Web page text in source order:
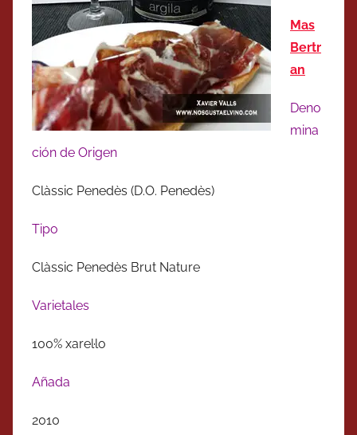
Mas
Bertr
an
Deno
mina
ción de Origen
Clàssic Penedès (D.O. Penedès)
Tipo
Clàssic Penedès Brut Nature
Varietales
100% xarel·lo
Añada
2010